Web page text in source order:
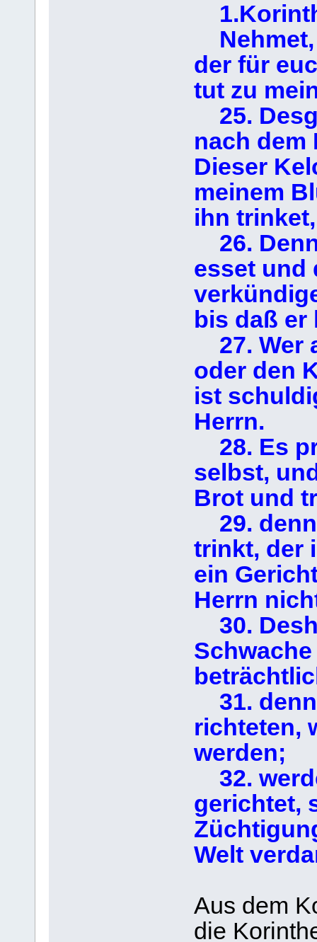
Nehmet,
der für
tut zu
25.
nach dem
Dieser
meinem
ihn
26.
esset und
bis daß er
27. Wer
oder den
ist
Herrn.
28. Es
selbst,
Brot und
29.
trinkt, der
ein
Herrn
30.
31.
richteten,
werden;
32.
gerichtet,
Welt
Aus dem
die